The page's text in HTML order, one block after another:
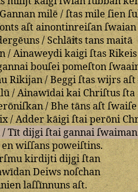
Gannan milē/ſtas mile ſien
aſtainontinreiſanſwaian
/Schlāitstansmaitā
/AinaweydikaigiſtasRikeis
bouſeipomeſton
Rikijan/Beggiſtaswijrsaſt
/Ainawīdaikai Chriſtusſta
/Bhetānsaſtſwaiſe
/Adderkāigiſtaiperōni
/Tīt dijgi ſtai gannai
enwiſſanspoweiſtins.
kirdijtidijgiſtan
Deiwsnoſchan
laſſīnnunsaſt.